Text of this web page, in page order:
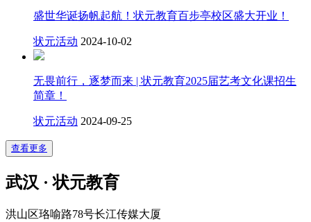
盛世华诞扬帆起航！状元教育百步亭校区盛大开业！
状元活动 2024-10-02
无畏前行，逐梦而来 | 状元教育2025届艺考文化课招生
简章！
状元活动 2024-09-25
查看更多
武汉 · 状元教育
洪山区珞喻路78号长江传媒大厦